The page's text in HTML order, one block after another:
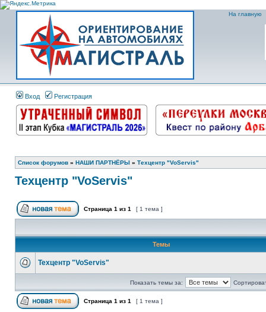
На главную
Вход Регистрация
Список форумов » НАШИ ПАРТНЁРЫ » Техцентр "VoServis"
Техцентр "VoServis"
Страница 1 из 1 [ 1 тема ]
Темы
Техцентр "VoServis"
Показать темы за:
Страница 1 из 1 [ 1 тема ]